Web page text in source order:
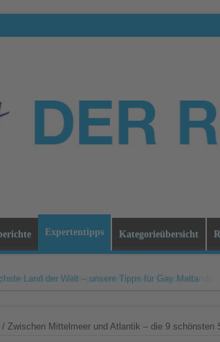
Expertentipps Kategorieübersicht
Land der Welt – unsere Tipps für Gay Malta
Zwischen Mittelmeer und Atlantik – die 9 schönsten